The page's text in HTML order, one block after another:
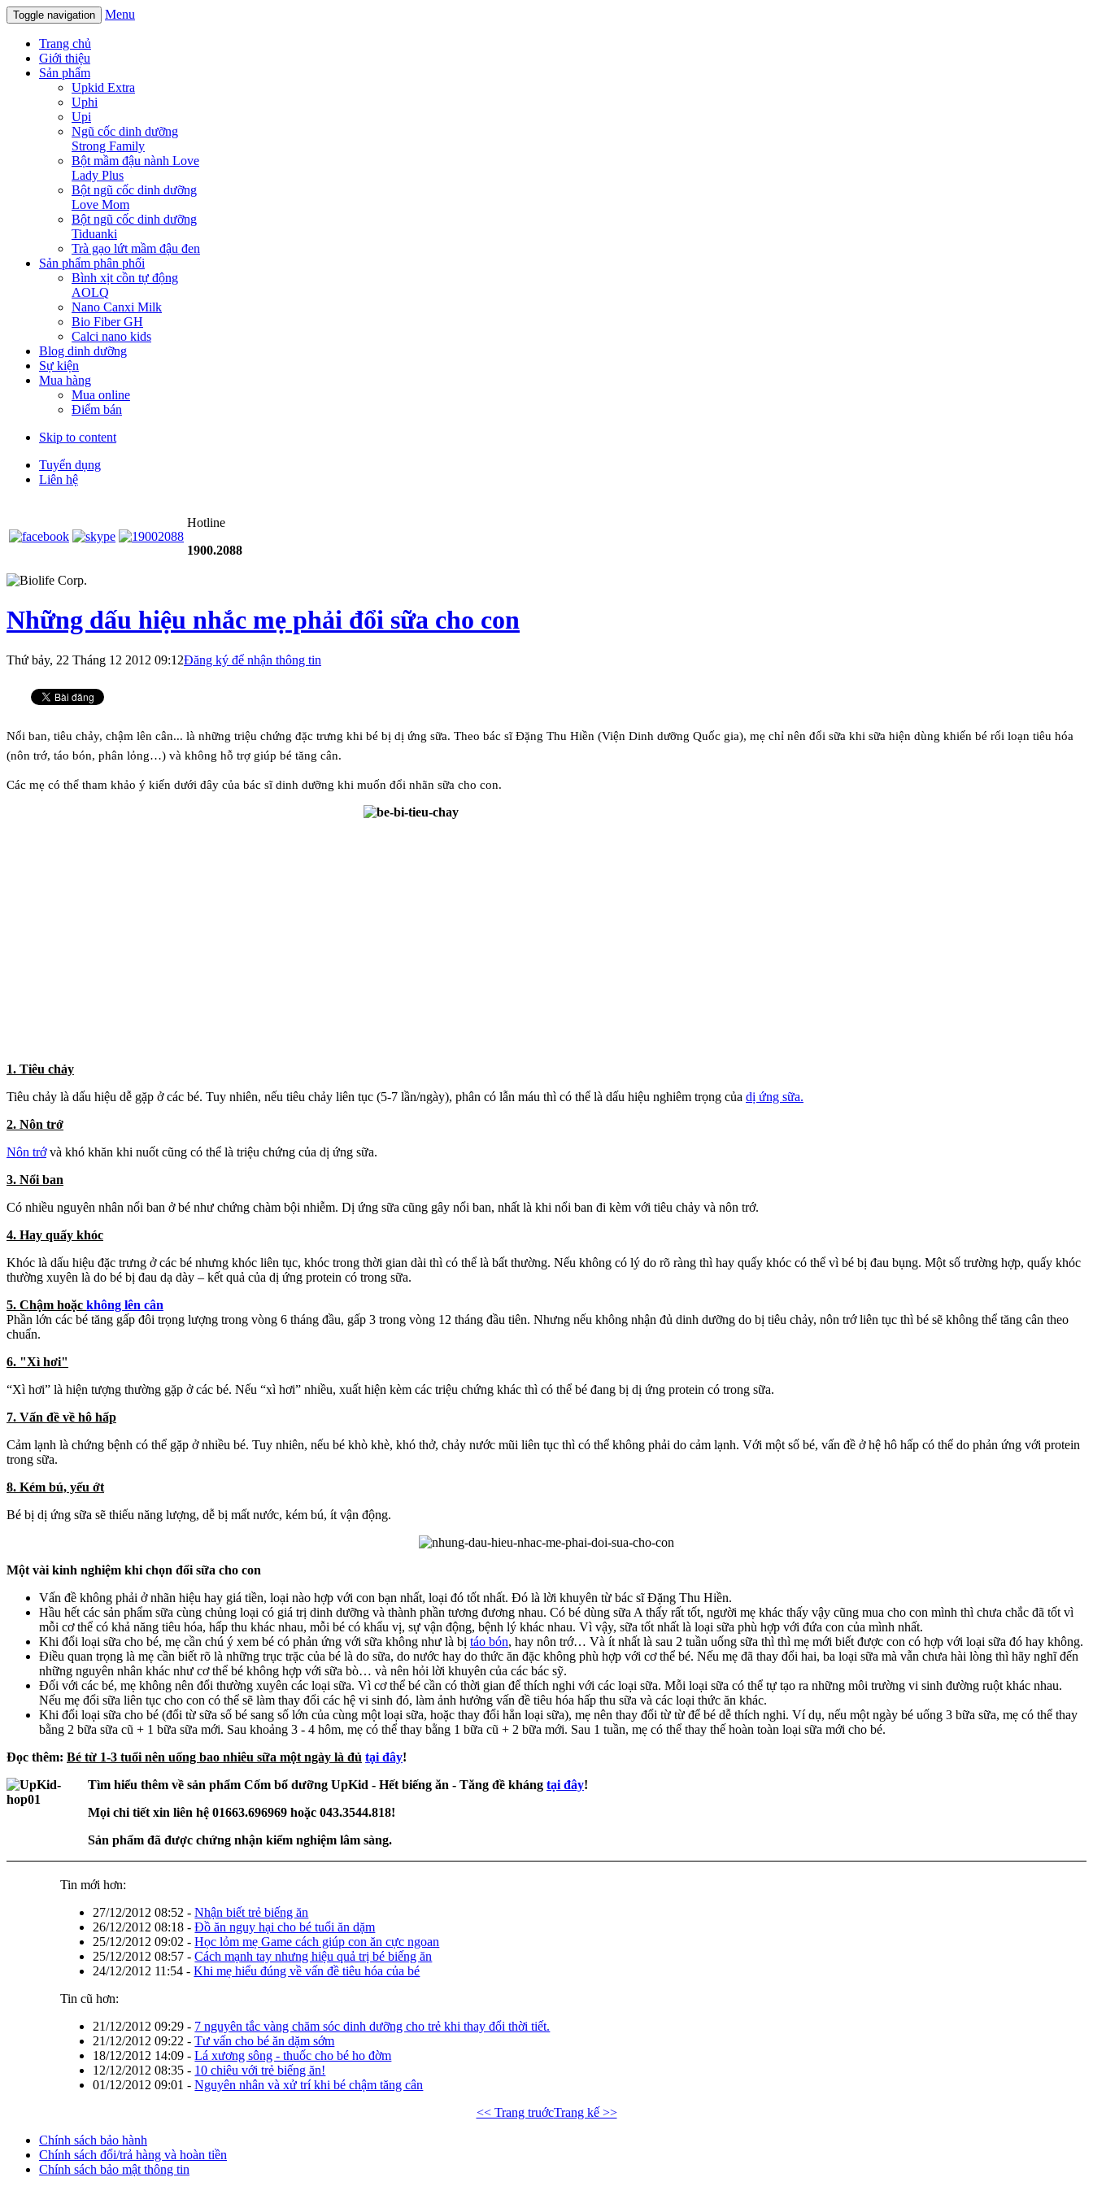
Toggle navigation Menu
Trang chủ
Giới thiệu
Sản phẩm
Upkid Extra
Uphi
Upi
Ngũ cốc dinh dưỡng
Strong Family
Bột mầm đậu nành Love
Lady Plus
Bột ngũ cốc dinh dưỡng
Love Mom
Bột ngũ cốc dinh dưỡng
Tiduanki
Trà gạo lứt mầm đậu đen
Sản phẩm phân phối
Bình xịt cồn tự động
AOLQ
Nano Canxi Milk
Bio Fiber GH
Calci nano kids
Blog dinh dưỡng
Sự kiện
Mua hàng
Mua online
Điểm bán
Skip to content
Tuyển dụng
Liên hệ
Hotline
1900.2088
Những dấu hiệu nhắc mẹ phải đổi sữa cho con
Thứ bảy, 22 Tháng 12 2012 09:12Đăng ký để nhận thông tin
Nổi ban, tiêu chảy, chậm lên cân... là những triệu chứng đặc trưng khi bé bị dị ứng sữa. Theo bác sĩ Đặng Thu Hiền (Viện Dinh dưỡng Quốc gia), mẹ chỉ nên đổi sữa khi sữa hiện dùng khiến bé rối loạn tiêu hóa
(nôn trớ, táo bón, phân lỏng…) và không hỗ trợ giúp bé tăng cân.
Các mẹ có thể tham khảo ý kiến dưới đây của bác sĩ dinh dưỡng khi muốn đổi nhãn sữa cho con.
1. Tiêu chảy
Tiêu chảy là dấu hiệu dễ gặp ở các bé. Tuy nhiên, nếu tiêu chảy liên tục (5-7 lần/ngày), phân có lẫn máu thì có thể là dấu hiệu nghiêm trọng của dị ứng sữa.
2. Nôn trớ
Nôn trớvà khó khăn khi nuốt cũng có thể là triệu chứng của dị ứng sữa.
3. Nổi ban
Có nhiều nguyên nhân nổi ban ở bé như chứng chàm bội nhiễm. Dị ứng sữa cũng gây nổi ban, nhất là khi nổi ban đi kèm với tiêu chảy và nôn trớ.
4. Hay quấy khóc
Khóc là dấu hiệu đặc trưng ở các bé nhưng khóc liên tục, khóc trong thời gian dài thì có thể là bất thường. Nếu không có lý do rõ ràng thì hay quấy khóc có thể vì bé bị đau bụng. Một số trường hợp, quấy khóc
thường xuyên là do bé bị đau dạ dày – kết quả của dị ứng protein có trong sữa.
5. Chậm hoặc không lên cân
Phần lớn các bé tăng gấp đôi trọng lượng trong vòng 6 tháng đầu, gấp 3 trong vòng 12 tháng đầu tiên. Nhưng nếu không nhận đủ dinh dưỡng do bị tiêu chảy, nôn trớ liên tục thì bé sẽ không thể tăng cân theo
chuẩn.
6. "Xì hơi"
“Xì hơi” là hiện tượng thường gặp ở các bé. Nếu “xì hơi” nhiều, xuất hiện kèm các triệu chứng khác thì có thể bé đang bị dị ứng protein có trong sữa.
7. Vấn đề về hô hấp
Cảm lạnh là chứng bệnh có thể gặp ở nhiều bé. Tuy nhiên, nếu bé khò khè, khó thở, chảy nước mũi liên tục thì có thể không phải do cảm lạnh. Với một số bé, vấn đề ở hệ hô hấp có thể do phản ứng với protein
trong sữa.
8. Kém bú, yếu ớt
Bé bị dị ứng sữa sẽ thiếu năng lượng, dễ bị mất nước, kém bú, ít vận động.
Một vài kinh nghiệm khi chọn đổi sữa cho con
Vấn đề không phải ở nhãn hiệu hay giá tiền, loại nào hợp với con bạn nhất, loại đó tốt nhất. Đó là lời khuyên từ bác sĩ Đặng Thu Hiền.
Hầu hết các sản phẩm sữa cùng chủng loại có giá trị dinh dưỡng và thành phần tương đương nhau. Có bé dùng sữa A thấy rất tốt, người mẹ khác thấy vậy cũng mua cho con mình thì chưa chắc đã tốt vì
mỗi cơ thể có khả năng tiêu hóa, hấp thu khác nhau, mỗi bé có khẩu vị, sự vận động, bệnh lý khác nhau. Vì vậy, sữa tốt nhất là loại sữa phù hợp với đứa con của mình nhất.
Khi đổi loại sữa cho bé, mẹ cần chú ý xem bé có phản ứng với sữa không như là bị táo bón, hay nôn trớ… Và ít nhất là sau 2 tuần uống sữa thì thì mẹ mới biết được con có hợp với loại sữa đó hay không.
Điều quan trọng là mẹ cần biết rõ là những trục trặc của bé là do sữa, do nước hay do thức ăn đặc không phù hợp với cơ thể bé. Nếu mẹ đã thay đổi hai, ba loại sữa mà vẫn chưa hài lòng thì hãy nghĩ đến
những nguyên nhân khác như cơ thể bé không hợp với sữa bò… và nên hỏi lời khuyên của các bác sỹ.
Đối với các bé, mẹ không nên đổi thường xuyên các loại sữa. Vì cơ thể bé cần có thời gian để thích nghi với các loại sữa. Mỗi loại sữa có thể tự tạo ra những môi trường vi sinh đường ruột khác nhau.
Nếu mẹ đổi sữa liên tục cho con có thể sẽ làm thay đổi các hệ vi sinh đó, làm ảnh hưởng vấn đề tiêu hóa hấp thu sữa và các loại thức ăn khác.
Khi đổi loại sữa cho bé (đổi từ sữa số bé sang số lớn của cùng một loại sữa, hoặc thay đổi hẳn loại sữa), mẹ nên thay đổi từ từ để bé dễ thích nghi. Ví dụ, nếu một ngày bé uống 3 bữa sữa, mẹ có thể thay
bằng 2 bữa sữa cũ + 1 bữa sữa mới. Sau khoảng 3 - 4 hôm, mẹ có thể thay bằng 1 bữa cũ + 2 bữa mới. Sau 1 tuần, mẹ có thể thay thế hoàn toàn loại sữa mới cho bé.
Đọc thêm: Bé từ 1-3 tuổi nên uống bao nhiêu sữa một ngày là đủ tại đây!
Tìm hiểu thêm về sản phẩm Cốm bổ dưỡng UpKid - Hết biếng ăn - Tăng đề kháng tại đây!
Mọi chi tiết xin liên hệ 01663.696969 hoặc 043.3544.818!
Sản phẩm đã được chứng nhận kiểm nghiệm lâm sàng.
Tin mới hơn:
27/12/2012 08:52 -Nhận biết trẻ biếng ăn
26/12/2012 08:18 -Đồ ăn nguy hại cho bé tuổi ăn dặm
25/12/2012 09:02 -Học lỏm mẹ Game cách giúp con ăn cực ngoan
25/12/2012 08:57 -Cách mạnh tay nhưng hiệu quả trị bé biếng ăn
24/12/2012 11:54 -Khi mẹ hiểu đúng về vấn đề tiêu hóa của bé
Tin cũ hơn:
21/12/2012 09:29 - 7 nguyên tắc vàng chăm sóc dinh dưỡng cho trẻ khi thay đổi thời tiết.
21/12/2012 09:22 -Tư vấn cho bé ăn dặm sớm
18/12/2012 14:09 -Lá xương sông - thuốc cho bé ho đờm
12/12/2012 08:35 - 10 chiêu với trẻ biếng ăn!
01/12/2012 09:01 -Nguyên nhân và xử trí khi bé chậm tăng cân
<< Trang truớcTrang kế >>
Chính sách bảo hành
Chính sách đổi/trả hàng và hoàn tiền
Chính sách bảo mật thông tin